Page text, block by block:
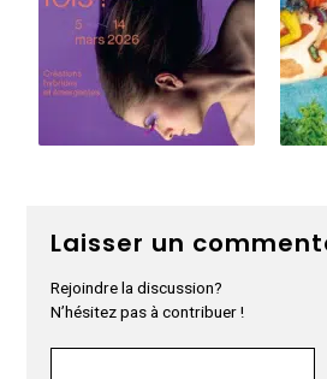
Laisser un
Rejoindre la discussion?
N’hésitez pas à contribuer !